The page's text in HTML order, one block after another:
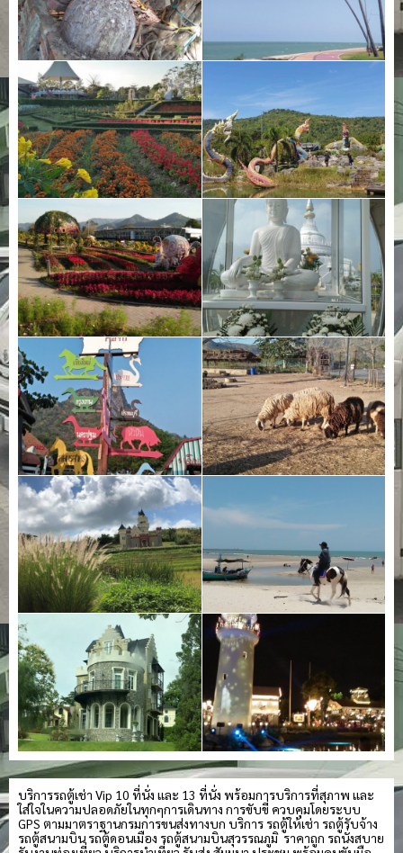
บริการรถตู้เช่า Vip 10 ที่นั่ง และ 13 ที่นั่ง พร้อมการบริการที่สุภาพ และ
ใส่ใจในความปลอดภัยในทุกๆการเดินทาง การขับขี่ ควบคุมโดยระบบ
GPS ตามมาตราฐานกรมการขนส่งทางบก บริการ รถตู้ให้เช่า รถตู้รับจ้าง
รถตู้สนามบิน รถตู้ดอนเมือง รถตู้สนามบินสุวรรณภูมิ ราคาถูก รถนั่งสบาย